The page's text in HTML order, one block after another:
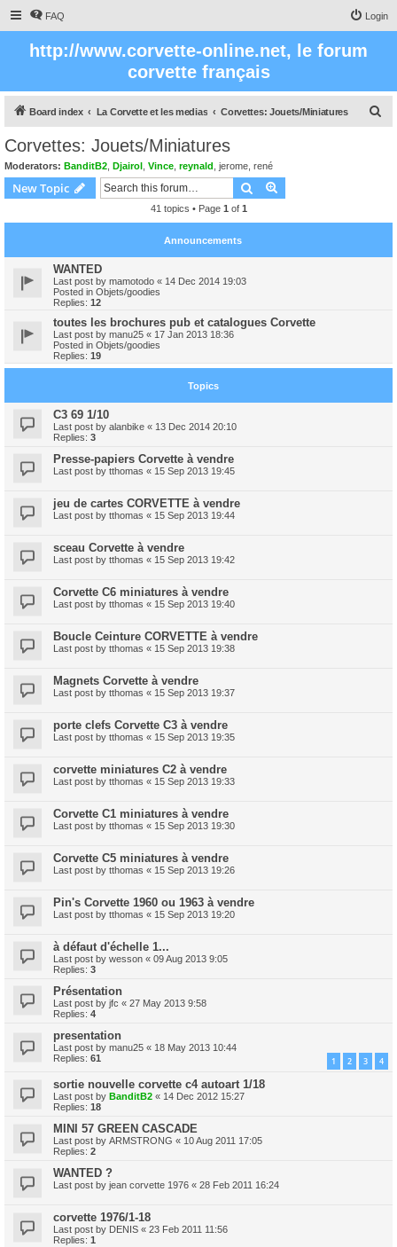
FAQ Login
http://www.corvette-online.net, le forum
corvette français
Board index La Corvette et les medias Corvettes: Jouets/Miniatures
Corvettes: Jouets/Miniatures
Moderators: BanditB2 Djairol Vince reynald jerome rené
New Topic Search
41 topics • Page 1 of 1
Announcements
WANTED
Last post by mamotodo « 14 Dec 2014 19:03
Posted in Objets/goodies
Replies: 12
toutes les brochures pub et catalogues Corvette
Last post by manu25 « 17 Jan 2013 18:36
Posted in Objets/goodies
Replies: 19
Topics
C3 69 1/10
Last post by alanbike « 13 Dec 2014 20:10
Replies: 3
Presse-papiers Corvette à vendre
Last post by tthomas « 15 Sep 2013 19:45
jeu de cartes CORVETTE à vendre
Last post by tthomas « 15 Sep 2013 19:44
sceau Corvette à vendre
Last post by tthomas « 15 Sep 2013 19:42
Corvette C6 miniatures à vendre
Last post by tthomas « 15 Sep 2013 19:40
Boucle Ceinture CORVETTE à vendre
Last post by tthomas « 15 Sep 2013 19:38
Magnets Corvette à vendre
Last post by tthomas « 15 Sep 2013 19:37
porte clefs Corvette C3 à vendre
Last post by tthomas « 15 Sep 2013 19:35
corvette miniatures C2 à vendre
Last post by tthomas « 15 Sep 2013 19:33
Corvette C1 miniatures à vendre
Last post by tthomas « 15 Sep 2013 19:30
Corvette C5 miniatures à vendre
Last post by tthomas « 15 Sep 2013 19:26
Pin's Corvette 1960 ou 1963 à vendre
Last post by tthomas « 15 Sep 2013 19:20
à défaut d'échelle 1...
Last post by wesson « 09 Aug 2013 9:05
Replies: 3
Présentation
Last post by jfc « 27 May 2013 9:58
Replies: 4
presentation
Last post by manu25 « 18 May 2013 10:44
Replies: 61 1 2 3 4
sortie nouvelle corvette c4 autoart 1/18
Last post by BanditB2 « 14 Dec 2012 15:27
Replies: 18
MINI 57 GREEN CASCADE
Last post by ARMSTRONG « 10 Aug 2011 17:05
Replies: 2
WANTED ?
Last post by jean corvette 1976 « 28 Feb 2011 16:24
corvette 1976/1-18
Last post by DENIS « 23 Feb 2011 11:56
Replies: 1